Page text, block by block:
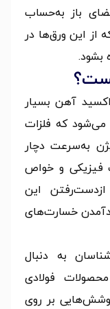
باز به‌حساب
این ورق‌ها در
بشود.
آهن بسیار
که فلزات
به‌سرعت دچار
فیزیکی و خواص
این
خسارت‌های
به دنبال
فولادی
پوشش‌هایی بر روی